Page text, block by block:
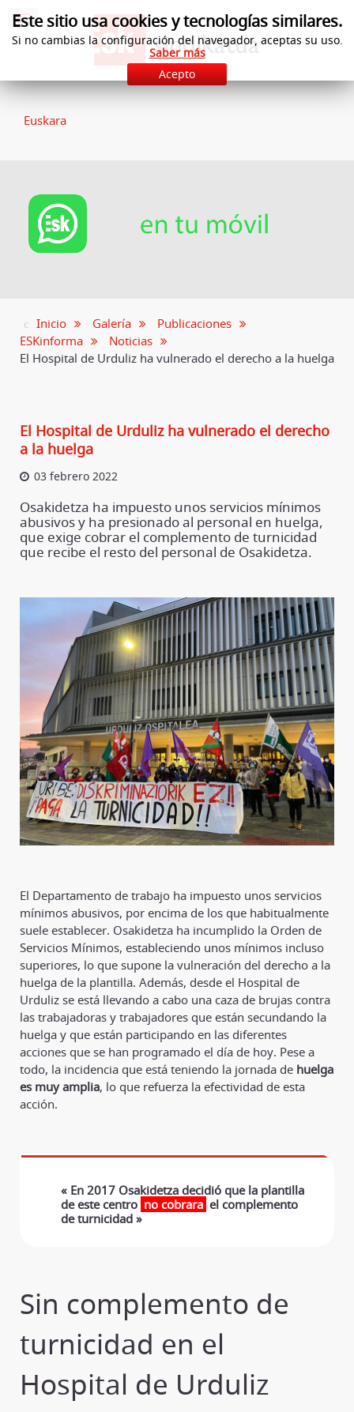
Euskara
Inicio Galería
Publicaciones
ESKinforma
Noticias
El Hospital de Urduliz ha vulnerado el derecho a la huelga
El Hospital de Urduliz ha vulnerado el derecho
a la huelga
03 febrero 2022
Osakidetza ha impuesto unos servicios mínimos
abusivos y ha presionado al personal en huelga,
que exige cobrar el complemento de turnicidad
que recibe el resto del personal de Osakidetza.
El Departamento de trabajo ha impuesto unos servicios
mínimos abusivos, por encima de los que habitualmente
suele establecer. Osakidetza ha incumplido la Orden de
Servicios Mínimos, estableciendo unos mínimos incluso
superiores, lo que supone la vulneración del derecho a la
huelga de la plantilla. Además, desde el Hospital de
Urduliz se está llevando a cabo una caza de brujas contra
las trabajadoras y trabajadores que están secundando la
huelga y que están participando en las diferentes
acciones que se han programado el día de hoy. Pese a
todo, la incidencia que está teniendo la jornada de huelga
es muy amplia, lo que refuerza la efectividad de esta
acción.
« En 2017 Osakidetza decidió que la plantilla
de este centro no cobrara el complemento
de turnicidad »
Sin complemento de
turnicidad en el
Hospital de Urduliz
Este sitio usa cookies y tecnologías similares.
Si no cambias la configuración del navegador, aceptas su uso.
Saber más
Acepto